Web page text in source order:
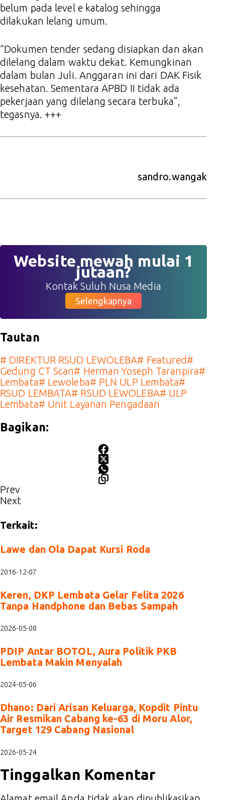
belum pada level e katalog sehingga
dilakukan lelang umum.
“Dokumen tender sedang disiapkan dan akan
dilelang dalam waktu dekat. Kemungkinan
dalam bulan Juli. Anggaran ini dari DAK Fisik
kesehatan. Sementara APBD II tidak ada
pekerjaan yang dilelang secara terbuka”,
tegasnya. +++
sandro.wangak
Website mewah mulai 1
jutaan?
Kontak Suluh Nusa Media
Selengkapnya
Tautan
# DIREKTUR RSUD LEWOLEBA# Featured#
Gedung CT Scan# Herman Yoseph Taranpira#
Lembata# Lewoleba# PLN ULP Lembata#
RSUD LEMBATA# RSUD LEWOLEBA# ULP
Lembata# Unit Layanan Pengadaan
Bagikan:
Prev
Next
Terkait:
Lawe dan Ola Dapat Kursi Roda
2016-12-07
Keren, DKP Lembata Gelar Felita 2026
Tanpa Handphone dan Bebas Sampah
2026-05-08
PDIP Antar BOTOL, Aura Politik PKB
Lembata Makin Menyalah
2024-05-06
Dhano: Dari Arisan Keluarga, Kopdit Pintu
Air Resmikan Cabang ke-63 di Moru Alor,
Target 129 Cabang Nasional
2026-05-24
Tinggalkan Komentar